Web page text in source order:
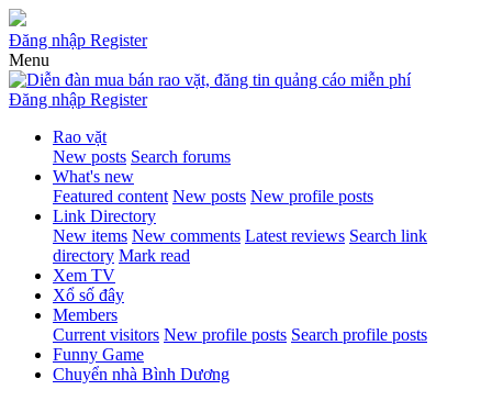
Đăng nhập Register
Menu
Đăng nhập Register
Rao vặt
New posts Search forums
What's new
Featured content New posts New profile posts
Link Directory
New items New comments Latest reviews Search link
directory Mark read
Xem TV
Xổ số đây
Members
Current visitors New profile posts Search profile posts
Funny Game
Chuyển nhà Bình Dương